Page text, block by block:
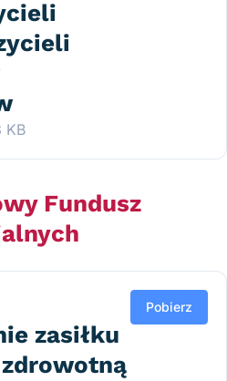
KB
Fundusz
zasiłku
Pobierz